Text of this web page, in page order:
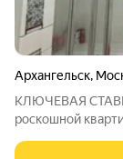
Архангельск,
КЛЮЧЕВАЯ
роскошной
условия!